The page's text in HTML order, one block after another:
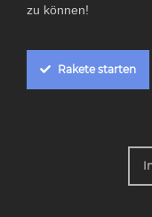
bieten flexible
Bei der
zu können!
Rakete starten